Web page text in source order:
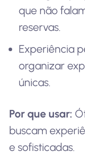
que não
reservas.
Experiência
organizar
únicas.
Por que usar:
buscam
e sofisticadas.